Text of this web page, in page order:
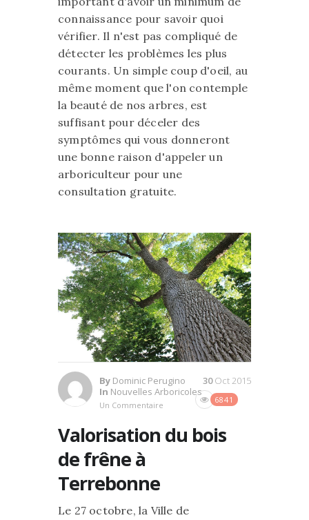
connaissance pour savoir quoi
vérifier. Il n'est pas compliqué de
détecter les problèmes les plus
courants. Un simple coup d'oeil, au
même moment que l'on contemple
la beauté de nos arbres, est
suffisant pour déceler des
symptômes qui vous donneront
une bonne raison d'appeler un
arboriculteur pour une
consultation gratuite.
By Dominic Perugino
In Nouvelles Arboricoles
Un Commentaire
6841
30Oct 2015
Valorisation du bois
de frêne à
Terrebonne
Le 27 octobre, la Ville de